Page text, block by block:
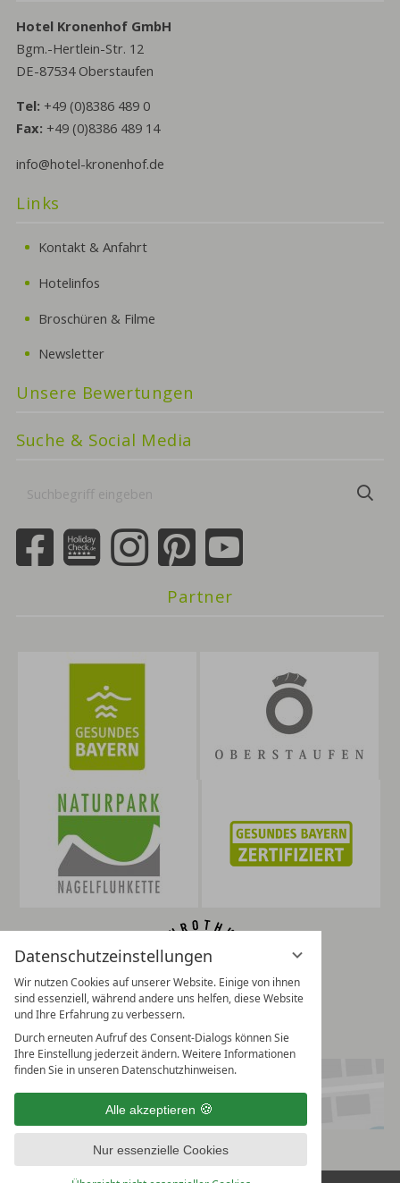
Datenschutzeinstellungen
Wir nutzen Cookies auf unserer Website. Einige von ihnen
sind essenziell, während andere uns helfen, diese Website
und Ihre Erfahrung zu verbessern.
Durch erneuten Aufruf des Consent-Dialogs können Sie
Ihre Einstellung jederzeit ändern. Weitere Informationen
finden Sie in unseren Datenschutzhinweisen.
Alle akzeptieren
Nur essenzielle Cookies
Hotel Kronenhof GmbH
Bgm.-Hertlein-Str. 12
DE-87534 Oberstaufen
Tel: +49 (0)8386 489 0
Fax: +49 (0)8386 489 14
info@hotel-kronenhof.de
Links
Kontakt & Anfahrt
Hotelinfos
Broschüren & Filme
Newsletter
Unsere Bewertungen
Suche & Social Media
Partner